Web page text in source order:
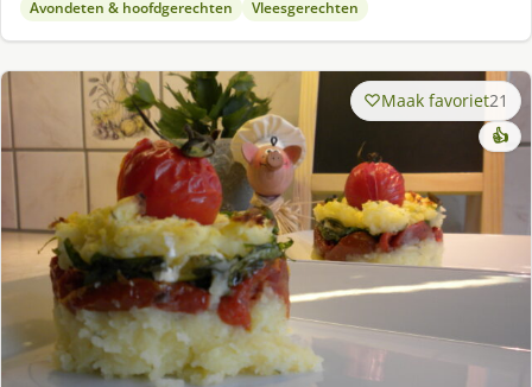
Avondeten & hoofdgerechten Vleesgerechten
Maak favoriet21
👍